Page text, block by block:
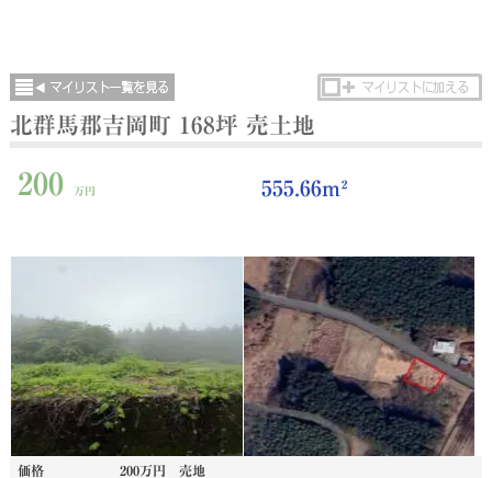
北群馬郡吉岡町 168坪 売土地
200 万円 555.66m²
価格 200万円 売地